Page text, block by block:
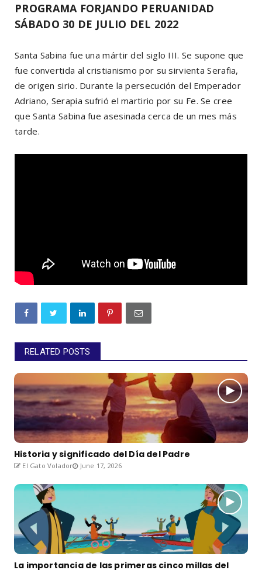
PROGRAMA FORJANDO PERUANIDAD
SÁBADO 30 DE JULIO DEL 2022
Santa Sabina fue una mártir del siglo III. Se supone que
fue convertida al cristianismo por su sirvienta Serafia,
de origen sirio. Durante la persecución del Emperador
Adriano, Serapia sufrió el martirio por su Fe. Se cree
que Santa Sabina fue asesinada cerca de un mes más
tarde.
RELATED POSTS
Historia y significado del Día del Padre
El Gato Volador June 17, 2026
La importancia de las primeras cinco millas del